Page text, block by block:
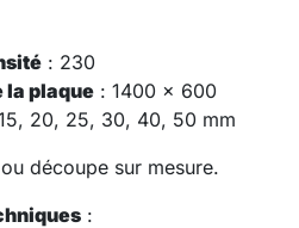
: 230
la plaque : 1400 x 600
20, 25, 30, 40, 50 mm
découpe sur mesure.
: